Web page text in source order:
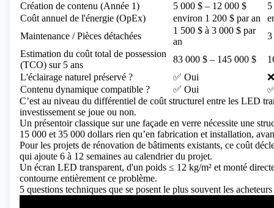
Création de contenu (Année 1)
5 000 $ – 12 000 $
Coût annuel de l'énergie (OpEx)
environ 1 200 $ par an
Maintenance / Pièces détachées
1 500 $ à 3 000 $ par
an
3
Estimation du coût total de possession
(TCO) sur 5 ans
83 000 $ – 145 000 $
L'éclairage naturel préservé ?
✅ Oui
Contenu dynamique compatible ?
✅ Oui
C’est au niveau du différentiel de coût structurel entre les LED
investissement se joue ou non.
Un présentoir classique sur une façade en verre nécessite une
15 000 et 35 000 dollars rien qu’en fabrication et installation,
Pour les projets de rénovation de bâtiments existants, ce coût
qui ajoute 6 à 12 semaines au calendrier du projet.
Un écran LED transparent, d'un poids ≤ 12 kg/m² et monté
contourne entièrement ce problème.
5 questions techniques que se posent le plus souvent les